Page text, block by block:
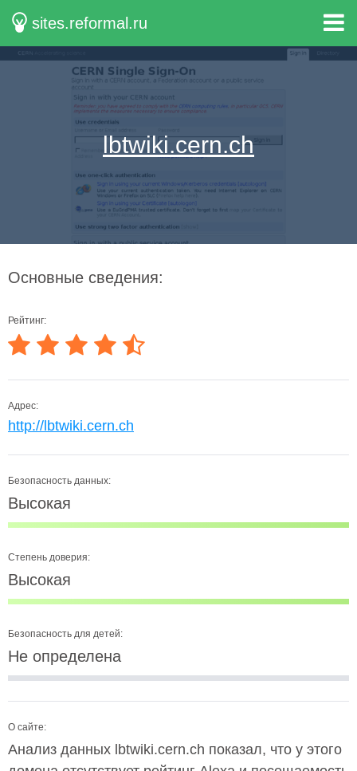
sites.reformal.ru
lbtwiki.cern.ch
Основные сведения:
Рейтинг:
Адрес:
http://lbtwiki.cern.ch
Безопасность данных:
Высокая
Степень доверия:
Высокая
Безопасность для детей:
Не определена
О сайте:
Анализ данных lbtwiki.cern.ch показал, что у этого